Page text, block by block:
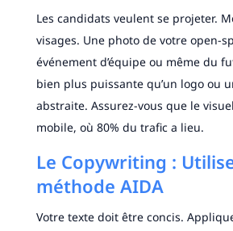
Les candidats veulent se projeter.
visages. Une photo de votre open-
événement d’équipe ou même du
bien plus puissante qu’un logo ou
abstraite. Assurez-vous que le
mobile, où 80% du trafic a lieu.
Le Copywriting :
méthode AIDA
Votre texte doit être concis.